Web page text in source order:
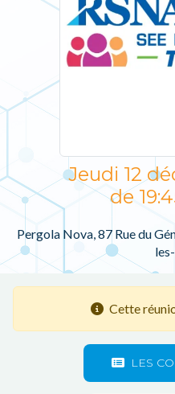
Jeudi 12
de
Pergola Nova, 87 Rue du
Cette
LES